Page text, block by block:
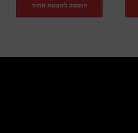
הוספה להצעת מחיר